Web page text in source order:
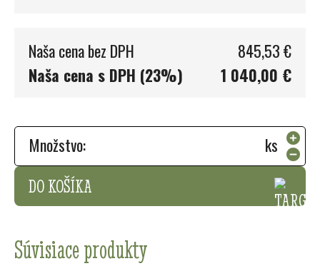
Naša cena bez DPH
845,53 €
Naša cena s DPH (23%)
1 040,00 €
Množstvo:
ks
DO KOŠÍKA
Súvisiace produkty